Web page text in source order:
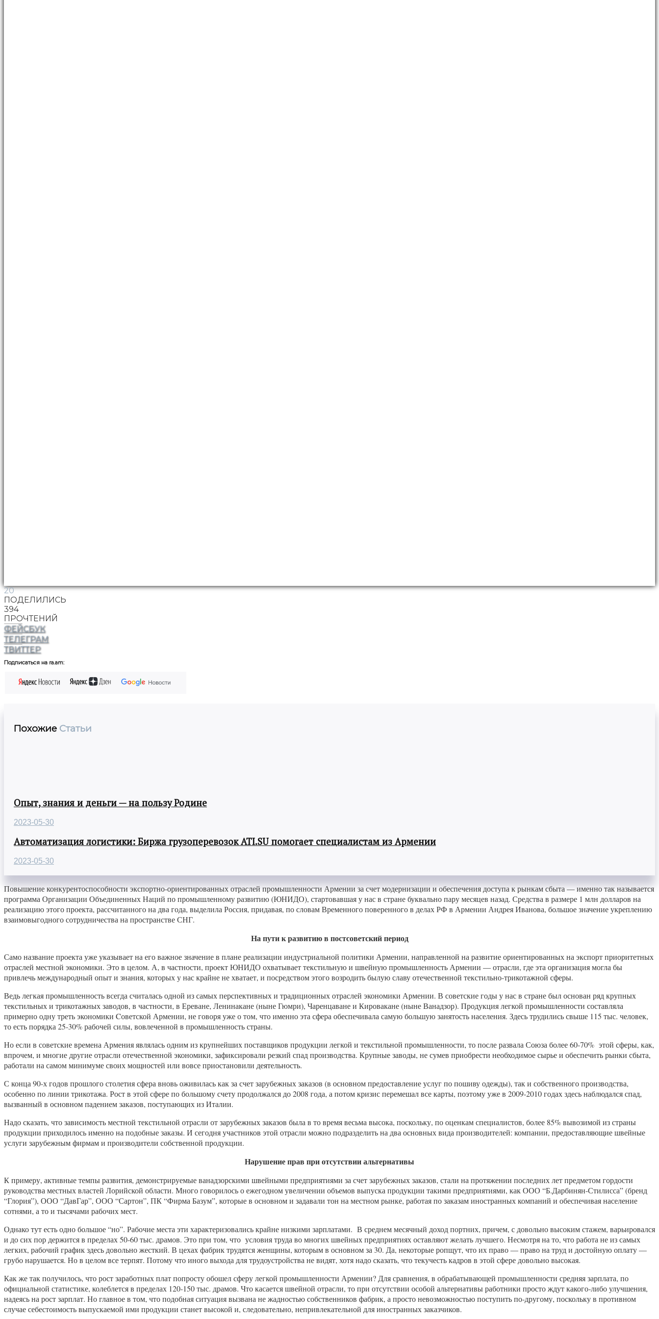
20
ПОДЕЛИЛИСЬ
394
ПРОЧТЕНИЙ
ФЕЙСБУК
ТЕЛЕГРАМ
ТВИТТЕР
Подписаться на ra.am:
Похожие Статьи
Опыт, знания и деньги — на пользу Родине
2023-05-30
Автоматизация логистики: Биржа грузоперевозок ATI.SU помогает специалистам из Армении
2023-05-30
Повышение конкурентоспособности экспортно-ориентированных отраслей промышленности Армении за счет модернизации и обеспечения доступа к рынкам сбыта — именно так называется
программа Организации Объединенных Наций по промышленному развитию (ЮНИДО), стартовавшая у нас в стране буквально пару месяцев назад. Средства в размере 1 млн долларов на
реализацию этого проекта, рассчитанного на два года, выделила Россия, придавая, по словам Временного поверенного в делах РФ в Армении Андрея Иванова, большое значение укреплению
взаимовыгодного сотрудничества на пространстве СНГ.
На пути к развитию в постсоветский период
Само название проекта уже указывает на его важное значение в плане реализации индустриальной политики Армении, направленной на развитие ориентированных на экспорт приоритетных
отраслей местной экономики. Это в целом. А, в частности, проект ЮНИДО охватывает текстильную и швейную промышленность Армении — отрасли, где эта организация могла бы
привлечь международный опыт и знания, которых у нас крайне не хватает, и посредством этого возродить былую славу отечественной текстильно-трикотажной сферы.
Ведь легкая промышленность всегда считалась одной из самых перспективных и традиционных отраслей экономики Армении. В советские годы у нас в стране был основан ряд крупных
текстильных и трикотажных заводов, в частности, в Ереване, Ленинакане (ныне Гюмри), Чаренцаване и Кировакане (ныне Ванадзор). Продукция легкой промышленности составляла
примерно одну треть экономики Cоветской Армении, не говоря уже о том, что именно эта сфера обеспечивала самую большую занятость населения. Здесь трудились свыше 115 тыс. человек,
то есть порядка 25-30% рабочей силы, вовлеченной в промышленность страны.
Но если в советские времена Армения являлась одним из крупнейших поставщиков продукции легкой и текстильной промышленности, то после развала Союза более 60-70% этой сферы, как,
впрочем, и многие другие отрасли отечественной экономики, зафиксировали резкий спад производства. Крупные заводы, не сумев приобрести необходимое сырье и обеспечить рынки сбыта,
работали на самом минимуме своих мощностей или вовсе приостановили деятельность.
С конца 90-х годов прошлого столетия сфера вновь оживилась как за счет зарубежных заказов (в основном предоставление услуг по пошиву одежды), так и собственного производства,
особенно по линии трикотажа. Рост в этой сфере по большому счету продолжался до 2008 года, а потом кризис перемешал все карты, поэтому уже в 2009-2010 годах здесь наблюдался спад,
вызванный в основном падением заказов, поступающих из Италии.
Надо сказать, что зависимость местной текстильной отрасли от зарубежных заказов была в то время весьма высока, поскольку, по оценкам специалистов, более 85% вывозимой из страны
продукции приходилось именно на подобные заказы. И сегодня участников этой отрасли можно подразделить на два основных вида производителей: компании, предоставляющие швейные
услуги зарубежным фирмам и производители собственной продукции.
Нарушение прав при отсутствии альтернативы
К примеру, активные темпы развития, демонстрируемые ванадзорскими швейными предприятиями за счет зарубежных заказов, стали на протяжении последних лет предметом гордости
руководства местных властей Лорийской области. Много говорилось о ежегодном увеличении объемов выпуска продукции такими предприятиями, как ООО “Б.Дарбинян-Стилисса” (бренд
“Глория”), ООО “ДавГар”, ООО “Сартон”, ПК “Фирма Базум”, которые в основном и задавали тон на местном рынке, работая по заказам иностранных компаний и обеспечивая население
сотнями, а то и тысячами рабочих мест.
Однако тут есть одно большое “но”. Рабочие места эти характеризовались крайне низкими зарплатами. В среднем месячный доход портних, причем, с довольно высоким стажем, варьировался
и до сих пор держится в пределах 50-60 тыс. драмов. Это при том, что условия труда во многих швейных предприятиях оставляют желать лучшего. Несмотря на то, что работа не из самых
легких, рабочий график здесь довольно жесткий. В цехах фабрик трудятся женщины, которым в основном за 30. Да, некоторые ропщут, что их право — право на труд и достойную оплату —
грубо нарушается. Но в целом все терпят. Потому что иного выхода для трудоустройства не видят, хотя надо сказать, что текучесть кадров в этой сфере довольно высокая.
Как же так получилось, что рост заработных плат попросту обошел сферу легкой промышленности Армении? Для сравнения, в обрабатывающей промышленности средняя зарплата, по
официальной статистике, колеблется в пределах 120-150 тыс. драмов. Что касается швейной отрасли, то при отсутствии особой альтернативы работники просто ждут какого-либо улучшения,
надеясь на рост зарплат. Но главное в том, что подобная ситуация вызвана не жадностью собственников фабрик, а просто невозможностью поступить по-другому, поскольку в противном
случае себестоимость выпускаемой ими продукции станет высокой и, следовательно, непривлекательной для иностранных заказчиков.